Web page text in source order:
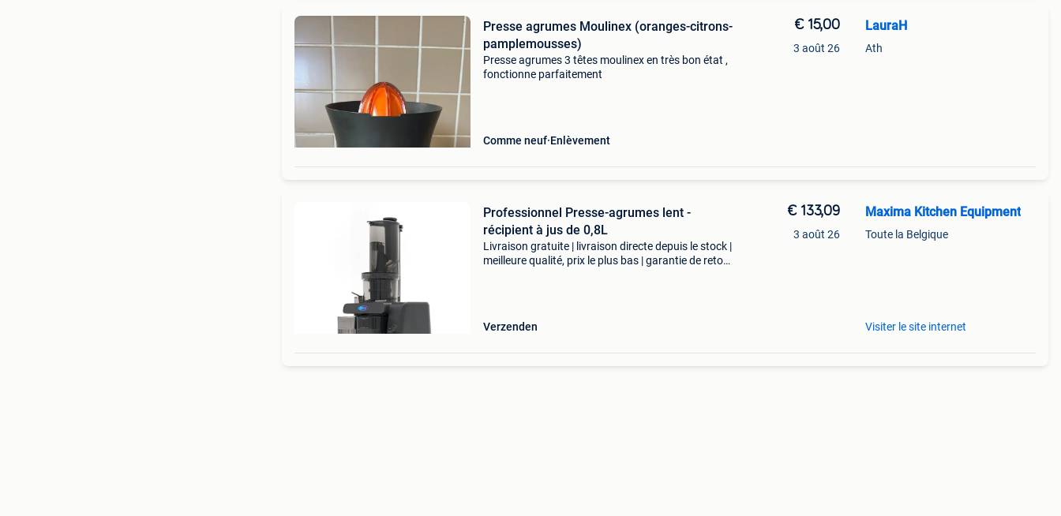
Presse agrumes Moulinex (oranges-citrons-
pamplemousses)
Presse agrumes 3 têtes moulinex en très bon état ,
fonctionne parfaitement
Comme neuf Enlèvement
€ 15,00
3 août 26
LauraH
Ath
Professionnel Presse-agrumes lent -
récipient à jus de 0,8L
Livraison gratuite | livraison directe depuis le stock |
meilleure qualité, prix le plus bas | garantie de retour
Verzenden
€ 133,09
3 août 26
Maxima Kitchen Equipment
Toute la Belgique
Visiter le site internet